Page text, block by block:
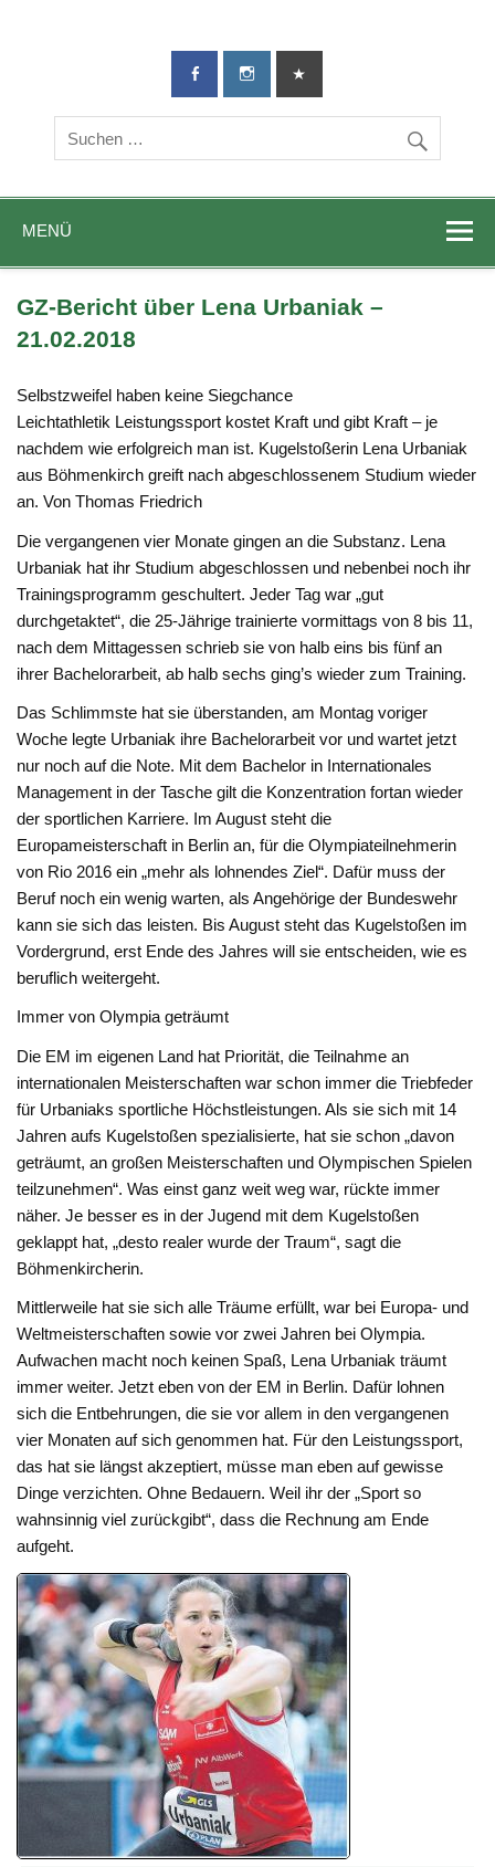
TG-Geislingen
DIE Sportadresse in Geislingen!
MENÜ
GZ-Bericht über Lena Urbaniak –
21.02.2018
Selbstzweifel haben keine Siegchance
Leichtathletik Leistungssport kostet Kraft und gibt Kraft – je
nachdem wie erfolgreich man ist. Kugelstoßerin Lena Urbaniak
aus Böhmenkirch greift nach abgeschlossenem Studium wieder
an. Von Thomas Friedrich
Die vergangenen vier Monate gingen an die Substanz. Lena
Urbaniak hat ihr Studium abgeschlossen und nebenbei noch ihr
Trainingsprogramm geschultert. Jeder Tag war „gut
durchgetaktet“, die 25-Jährige trainierte vormittags von 8 bis 11,
nach dem Mittagessen schrieb sie von halb eins bis fünf an
ihrer Bachelorarbeit, ab halb sechs ging’s wieder zum Training.
Das Schlimmste hat sie überstanden, am Montag voriger
Woche legte Urbaniak ihre Bachelorarbeit vor und wartet jetzt
nur noch auf die Note. Mit dem Bachelor in Internationales
Management in der Tasche gilt die Konzentration fortan wieder
der sportlichen Karriere. Im August steht die
Europameisterschaft in Berlin an, für die Olympiateilnehmerin
von Rio 2016 ein „mehr als lohnendes Ziel“. Dafür muss der
Beruf noch ein wenig warten, als Angehörige der Bundeswehr
kann sie sich das leisten. Bis August steht das Kugelstoßen im
Vordergrund, erst Ende des Jahres will sie entscheiden, wie es
beruflich weitergeht.
Immer von Olympia geträumt
Die EM im eigenen Land hat Priorität, die Teilnahme an
internationalen Meisterschaften war schon immer die Triebfeder
für Urbaniaks sportliche Höchstleistungen. Als sie sich mit 14
Jahren aufs Kugelstoßen spezialisierte, hat sie schon „davon
geträumt, an großen Meisterschaften und Olympischen Spielen
teilzunehmen“. Was einst ganz weit weg war, rückte immer
näher. Je besser es in der Jugend mit dem Kugelstoßen
geklappt hat, „desto realer wurde der Traum“, sagt die
Böhmenkircherin.
Mittlerweile hat sie sich alle Träume erfüllt, war bei Europa- und
Weltmeisterschaften sowie vor zwei Jahren bei Olympia.
Aufwachen macht noch keinen Spaß, Lena Urbaniak träumt
immer weiter. Jetzt eben von der EM in Berlin. Dafür lohnen
sich die Entbehrungen, die sie vor allem in den vergangenen
vier Monaten auf sich genommen hat. Für den Leistungssport,
das hat sie längst akzeptiert, müsse man eben auf gewisse
Dinge verzichten. Ohne Bedauern. Weil ihr der „Sport so
wahnsinnig viel zurückgibt“, dass die Rechnung am Ende
aufgeht.